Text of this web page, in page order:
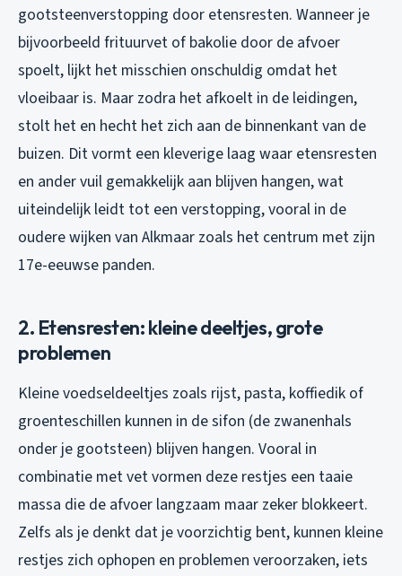
gootsteenverstopping door etensresten. Wanneer je
bijvoorbeeld frituurvet of bakolie door de afvoer
spoelt, lijkt het misschien onschuldig omdat het
vloeibaar is. Maar zodra het afkoelt in de leidingen,
stolt het en hecht het zich aan de binnenkant van de
buizen. Dit vormt een kleverige laag waar etensresten
en ander vuil gemakkelijk aan blijven hangen, wat
uiteindelijk leidt tot een verstopping, vooral in de
oudere wijken van Alkmaar zoals het centrum met zijn
17e-eeuwse panden.
2. Etensresten: kleine deeltjes, grote
problemen
Kleine voedseldeeltjes zoals rijst, pasta, koffiedik of
groenteschillen kunnen in de sifon (de zwanenhals
onder je gootsteen) blijven hangen. Vooral in
combinatie met vet vormen deze restjes een taaie
massa die de afvoer langzaam maar zeker blokkeert.
Zelfs als je denkt dat je voorzichtig bent, kunnen kleine
restjes zich ophopen en problemen veroorzaken, iets